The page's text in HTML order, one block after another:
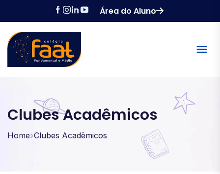
Área do Aluno
Clubes Acadêmicos
Home Clubes Acadêmicos